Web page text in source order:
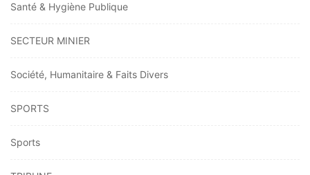
Santé & Hygiène Publique
SECTEUR MINIER
Société, Humanitaire & Faits Divers
SPORTS
Sports